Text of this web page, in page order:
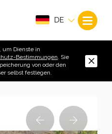
DE
um Dienste in
Bestimmungen. Sie
von oder den
selbst festlegen.